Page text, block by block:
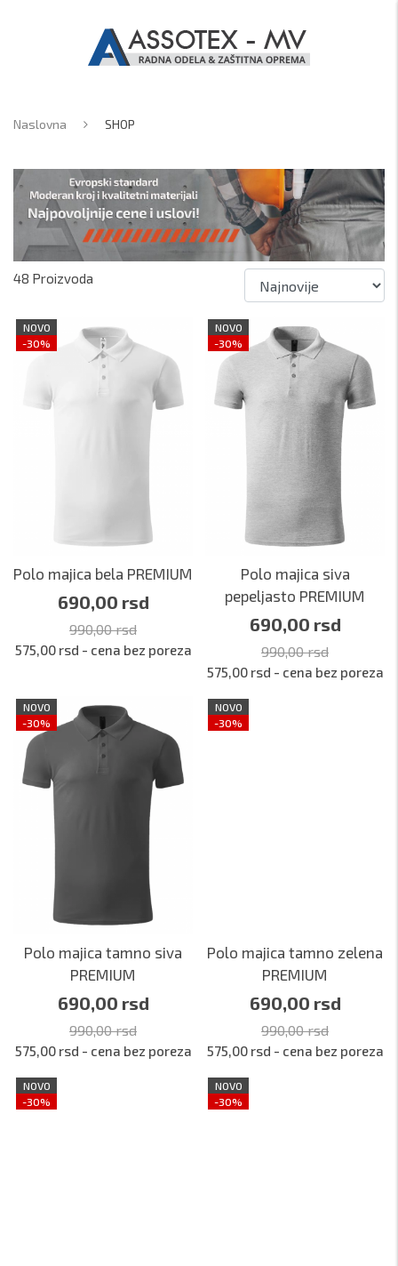
Naslovna SHOP
48 Proizvoda
NOVO
-30%
Polo majica bela PREMIUM
690,00 rsd
990,00 rsd
575,00 rsd - cena bez poreza
NOVO
-30%
Polo majica siva
pepeljasto PREMIUM
690,00 rsd
990,00 rsd
575,00 rsd - cena bez poreza
NOVO
-30%
Polo majica tamno siva
PREMIUM
690,00 rsd
990,00 rsd
575,00 rsd - cena bez poreza
NOVO
-30%
Polo majica tamno zelena
PREMIUM
690,00 rsd
990,00 rsd
575,00 rsd - cena bez poreza
NOVO
-30%
NOVO
-30%